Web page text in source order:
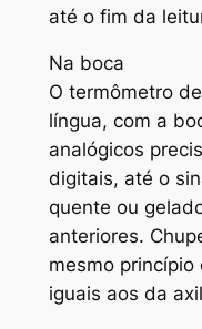
até o fim da
Na boca
O termômetro
língua, com a
analógicos
digitais, até o
quente ou
anteriores.
mesmo
iguais aos da